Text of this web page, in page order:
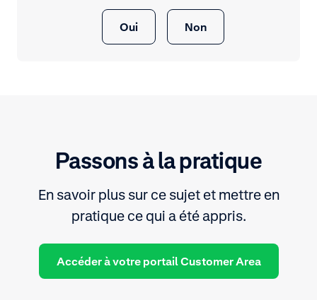
Oui Non
Passons à la pratique
En savoir plus sur ce sujet et mettre en
pratique ce qui a été appris.
Accéder à votre portail Customer Area